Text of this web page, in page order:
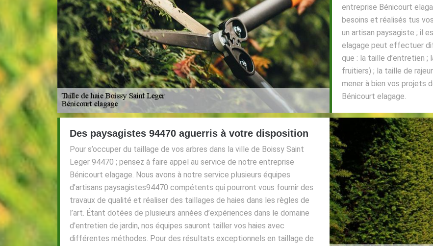
entreprise Bénicourt
besoins et réalisés tus
un artisan paysagiste ; il
elagage peut effectuer
que : la taille d’entretien
fruitiers) ; la taille de
mener à bien vos projets
Bénicourt elagage.
Des paysagistes 94470 aguerris à votre disposition
Pour s’occuper du taillage de vos arbres dans la ville de Boissy Saint
Leger 94470 ; pensez à faire appel au service de notre entreprise
Bénicourt elagage. Nous avons à notre service plusieurs équipes
d’artisans paysagistes94470 compétents qui pourront vous fournir des
travaux de qualité et réaliser des taillages de haies dans les règles de
l’art. Étant dotées de plusieurs années d’expériences dans le domaine
d'entretien de jardin, nos équipes sauront tailler vos haies avec
différentes méthodes. Pour des résultats exceptionnels en taillage de